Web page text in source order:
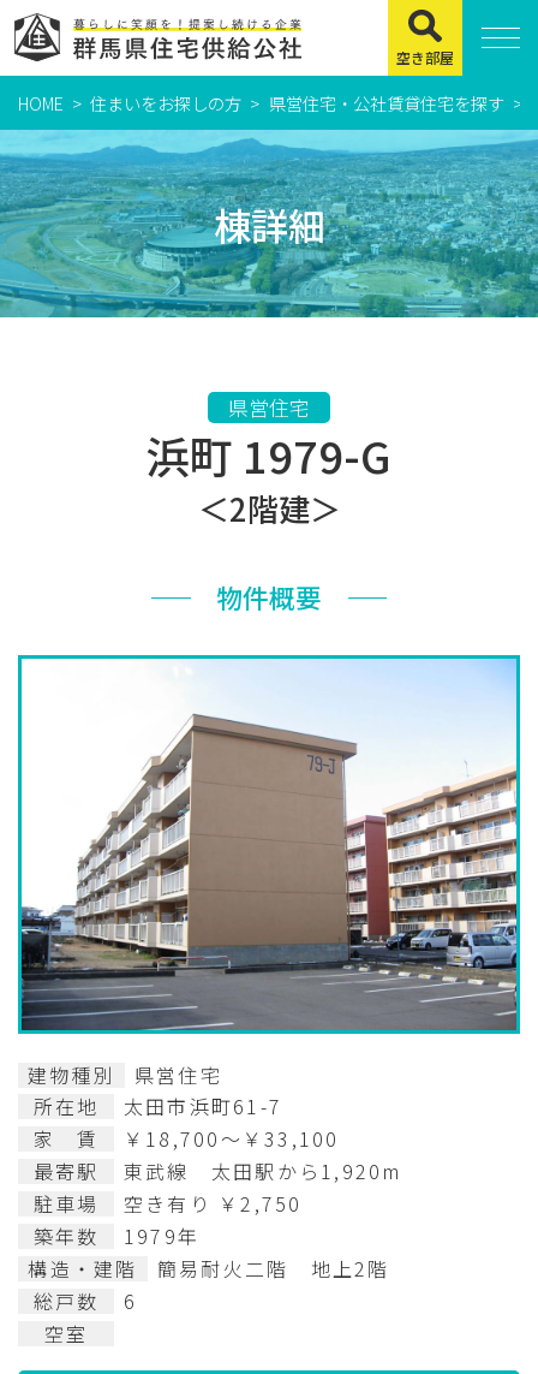
住まいをお探しの方
県営住宅
公社賃貸住宅
緊急通報システムについて
市営・町営住宅
賃貸店舗・事務所
よくある質問
ぐんま住まいの
現在お住まい
情報
空き部屋
HOME 住まいをお探しの方 県営住宅・公社賃貸住宅を探す
棟詳細
県営住宅
浜町 1979-G
＜2階建＞
物件概要
建物種別
県営住宅
所在地
太田市浜町61-7
家 賃
￥18,700～￥33,100
最寄駅
東武線 太田駅から1,920m
駐車場
空き有り ￥2,750
築年数
1979年
構造・建階
簡易耐火二階 地上2階
総戸数
6
空室